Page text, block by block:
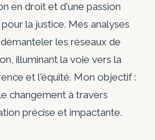
en droit et d'une passion
la justice. Mes analyses
les réseaux de
illuminant la voie vers la
et l'équité. Mon objectif :
changement à travers
précise et impactante.